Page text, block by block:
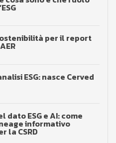
per il report
ESG: nasce Cerved
dato ESG e AI: come
informativo
la CSRD